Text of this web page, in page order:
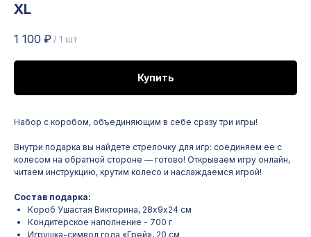
XL
1 100 ₽ / 1 шт
Купить
Набор с коробом, объединяющим в себе сразу три игры!
Внутри подарка вы найдете стрелочку для игр: соединяем ее с
колесом на обратной стороне — готово! Открываем игру онлайн,
читаем инструкцию, крутим колесо и наслаждаемся игрой!
Состав подарка:
Короб Ушастая Викторина, 28х9х24 см
Кондитерское наполнение - 700 г
Игрушка-символ года «Грей», 20 см